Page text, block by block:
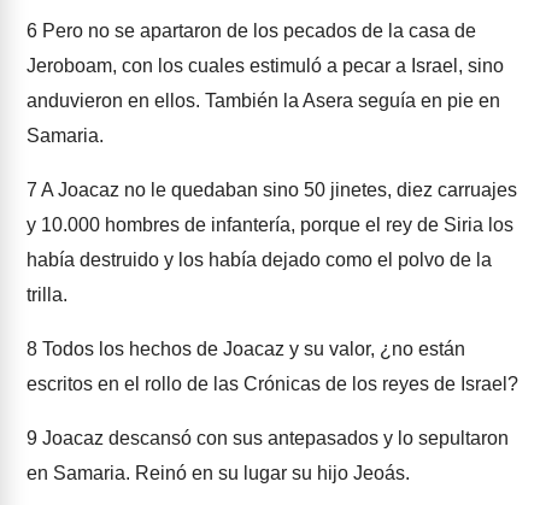
6 Pero no se apartaron de los pecados de la casa de
Jeroboam, con los cuales estimuló a pecar a Israel, sino
anduvieron en ellos. También la Asera seguía en pie en
Samaria.
7 A Joacaz no le quedaban sino 50 jinetes, diez carruajes
y 10.000 hombres de infantería, porque el rey de Siria los
había destruido y los había dejado como el polvo de la
trilla.
8 Todos los hechos de Joacaz y su valor, ¿no están
escritos en el rollo de las Crónicas de los reyes de Israel?
9 Joacaz descansó con sus antepasados y lo sepultaron
en Samaria. Reinó en su lugar su hijo Jeoás.